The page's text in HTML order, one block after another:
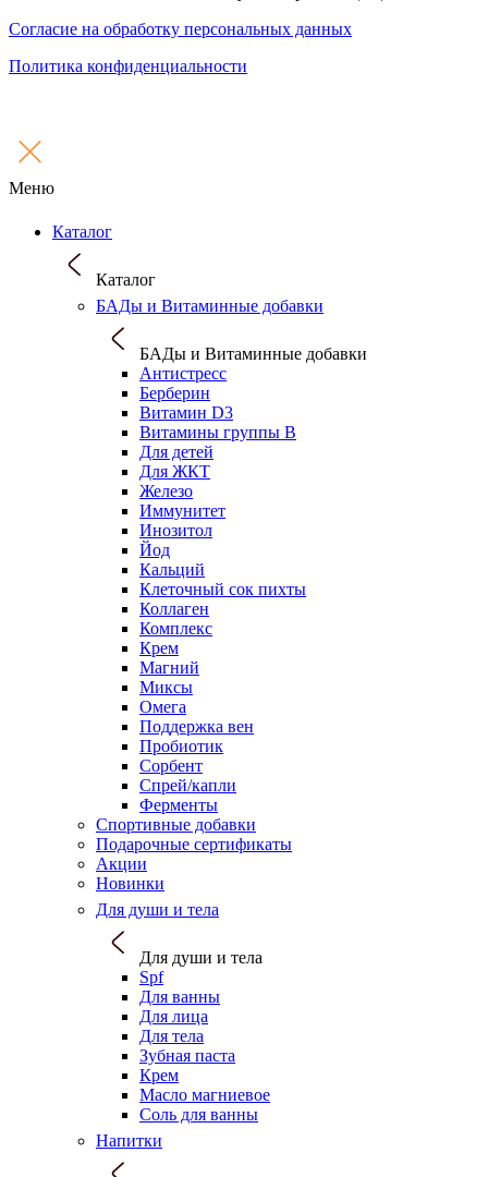
Согласие на обработку персональных данных
Политика конфиденциальности
Меню
Каталог
Каталог
БАДы и Витаминные добавки
БАДы и Витаминные добавки
Антистресс
Берберин
Витамин D3
Витамины группы B
Для детей
Для ЖКТ
Железо
Иммунитет
Инозитол
Йод
Кальций
Клеточный сок пихты
Коллаген
Комплекс
Крем
Магний
Миксы
Омега
Поддержка вен
Пробиотик
Сорбент
Спрей/капли
Ферменты
Спортивные добавки
Подарочные сертификаты
Акции
Новинки
Для души и тела
Для души и тела
Spf
Для ванны
Для лица
Для тела
Зубная паста
Крем
Масло магниевое
Соль для ванны
Напитки